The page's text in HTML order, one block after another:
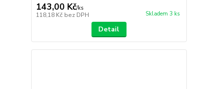
143,00 Kč/ks
118,18 Kč bez DPH Skladem 3 ks
Detail